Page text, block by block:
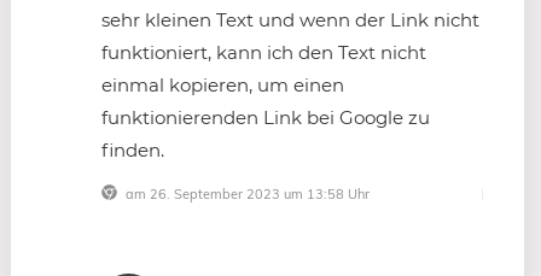
sehr kleinen Text und wenn der Link nicht
funktioniert, kann ich den Text nicht
einmal kopieren, um einen
funktionierenden Link bei Google zu
finden.
am 26. September 2023 um 13:58 Uhr